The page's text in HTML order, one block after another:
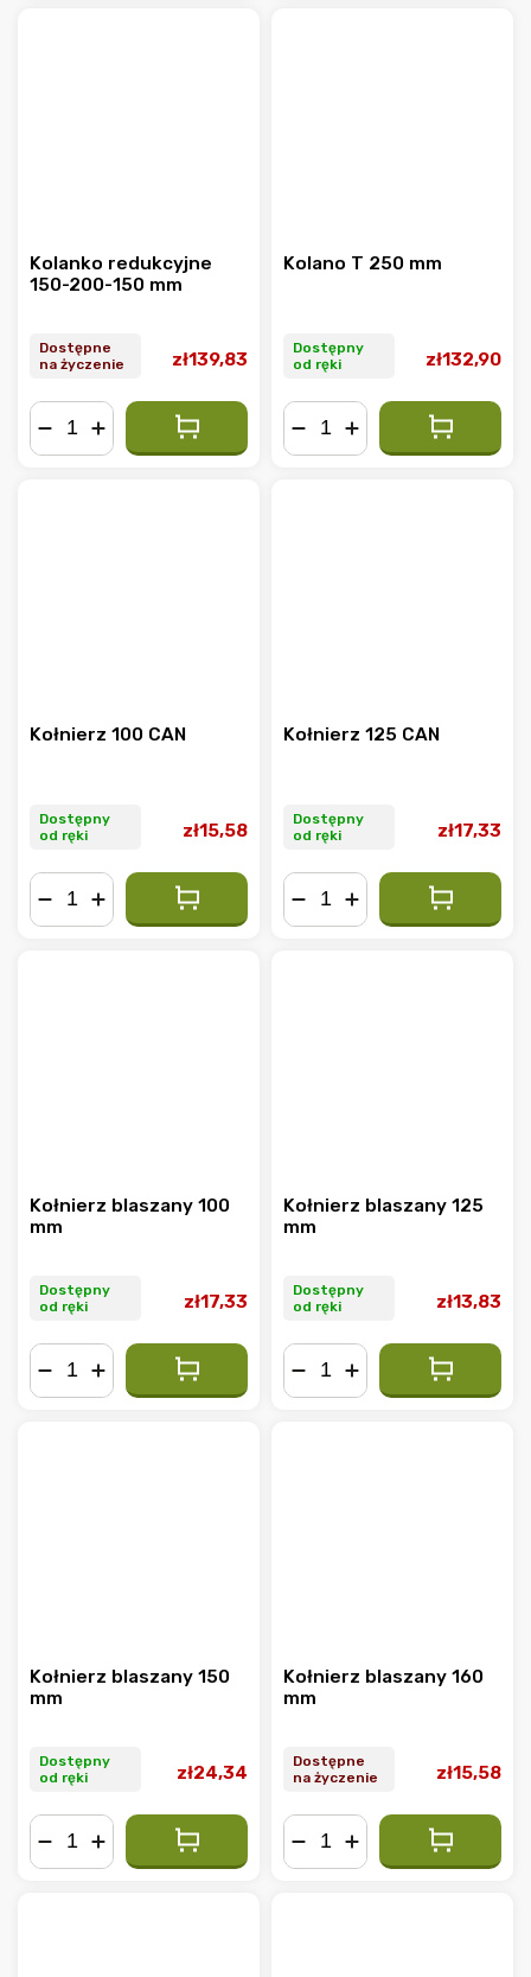
Kolanko redukcyjne
150-200-150 mm
Dostępne
na życzenie
zł139,83
Kolano T 250 mm
Dostępny
od ręki
zł132,90
Kołnierz 100 CAN
Dostępny
od ręki
zł15,58
Kołnierz 125 CAN
Dostępny
od ręki
zł17,33
Kołnierz blaszany 100
mm
Dostępny
od ręki
zł17,33
Kołnierz blaszany 125
mm
Dostępny
od ręki
zł13,83
Kołnierz blaszany 150
mm
Dostępny
od ręki
zł24,34
Kołnierz blaszany 160
mm
Dostępne
na życzenie
zł15,58